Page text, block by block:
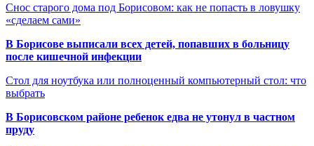
Снос старого дома под Борисовом: как не попасть в ловушку
«сделаем сами»
В Борисове выписали всех детей, попавших в больницу
после кишечной инфекции
Стол для ноутбука или полноценный компьютерный стол: что
выбрать
В Борисовском районе ребенок едва не утонул в частном
пруду